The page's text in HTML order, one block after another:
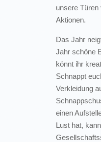
unsere
Aktionen.
Das Jahr
Jahr schöne
könnt ihr
Schnappt
Verkleidung
einen
Lust hat,